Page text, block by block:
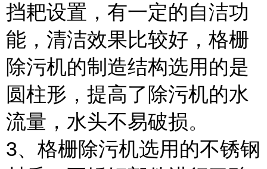
挡耙设置，有一定的自洁功
能，清洁效果比较好，格栅
除污机的制造结构选用的是
圆柱形，提高了除污机的水
流量，水头不易破损。
3、格栅除污机选用的不锈钢